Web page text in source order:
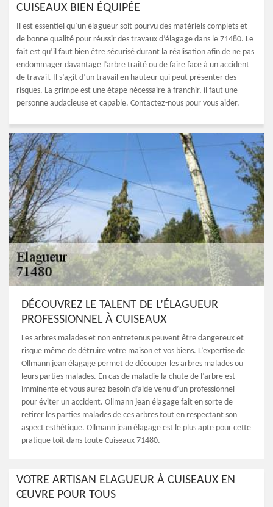
CUISEAUX BIEN ÉQUIPÉE
Il est essentiel qu’un élagueur soit pourvu des matériels complets et
de bonne qualité pour réussir des travaux d’élagage dans le 71480. Le
fait est qu’il faut bien être sécurisé durant la réalisation afin de ne pas
endommager davantage l’arbre traité ou de faire face à un accident
de travail. Il s’agit d’un travail en hauteur qui peut présenter des
risques. La grimpe est une étape nécessaire à franchir, il faut une
personne audacieuse et capable. Contactez-nous pour vous aider.
DÉCOUVREZ LE TALENT DE L’ÉLAGUEUR
PROFESSIONNEL À CUISEAUX
Les arbres malades et non entretenus peuvent être dangereux et
risque même de détruire votre maison et vos biens. L’expertise de
Ollmann jean élagage permet de découper les arbres malades ou
leurs parties malades. En cas de maladie la chute de l’arbre est
imminente et vous aurez besoin d’aide venu d’un professionnel
pour éviter un accident. Ollmann jean élagage fait en sorte de
retirer les parties malades de ces arbres tout en respectant son
aspect esthétique. Ollmann jean élagage est le plus apte pour cette
pratique toit dans toute Cuiseaux 71480.
VOTRE ARTISAN ELAGUEUR À CUISEAUX EN
ŒUVRE POUR TOUS